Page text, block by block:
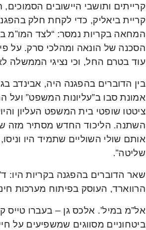
קרייתים ותושבי היישובים
המחאה בקריות נמסר: “לצד המו”מ
הסכנה של הונאה ומהלכי סרק. על
עוד בטרם החל, וכי נציגי הממשלה
בין הדוברים בהפגנה היה, אבינדב
אמונת סבו ב”עליונות המשפט”
ציטטו שופטי בית המשפט העליון
השתנה. הליכוד החדש מסתיר מזה
אותם שולי השוליים שתמיד היו
שליטה”.
שאר הדוברים בהפגנה בקריות היו:
הרווארד, העוסק בפיתוח מערכות
ביטחוניים מסווגים שמשפיעים על